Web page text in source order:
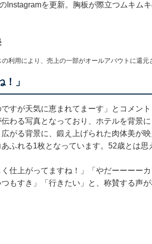
Instagramを更新。胸板が際立つムキム
利用により、売上の一部がオールアバウトに還元
」
すが天気に恵まれてまーす」とコメン
わる写真となっており、ホテルを背景
がる背景に、鍛え上げられた肉体美が
ふれる1枚となっています。52歳とは思
仕上がってますね！」「やだーーーーカ
もすき」「行きたい」と、称賛する声が